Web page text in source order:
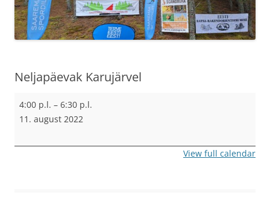
Neljapäevak Karujärvel
Neljapäevak
Karujärvel
4:00 p.l. – 6:30 p.l.
11. august 2022
View full calendar